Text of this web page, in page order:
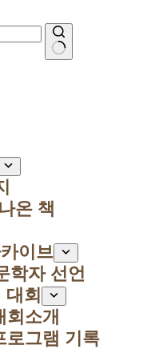
온 책
이브
학자 선언
대회
회소개
로그램 기록